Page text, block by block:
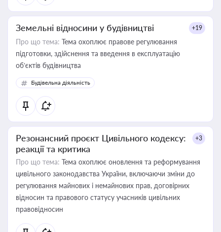
Земельні відносини у будівництві +19
Про що тема: Тема охоплює правове регулювання
підготовки, здійснення та введення в експлуатацію
об’єктів будівництва
Будівельна діяльність
Резонансний проєкт Цивільного кодексу:
реакції та критика
+3
Про що тема: Тема охоплює оновлення та реформування
цивільного законодавства України, включаючи зміни до
регулювання майнових і немайнових прав, договірних
відносин та правового статусу учасників цивільних
правовідносин